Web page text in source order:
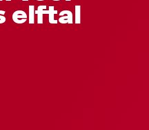
elftal